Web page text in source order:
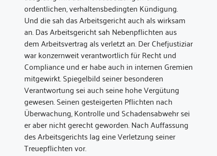
ordentlichen, verhaltensbedingten Kündigung.
Und die sah das Arbeitsgericht auch als wirksam
an. Das Arbeitsgericht sah Nebenpflichten aus
dem Arbeitsvertrag als verletzt an. Der Chefjustiziar
war konzernweit verantwortlich für Recht und
Compliance und er habe auch in internen Gremien
mitgewirkt. Spiegelbild seiner besonderen
Verantwortung sei auch seine hohe Vergütung
gewesen. Seinen gesteigerten Pflichten nach
Überwachung, Kontrolle und Schadensabwehr sei
er aber nicht gerecht geworden. Nach Auffassung
des Arbeitsgerichts lag eine Verletzung seiner
Treuepflichten vor.